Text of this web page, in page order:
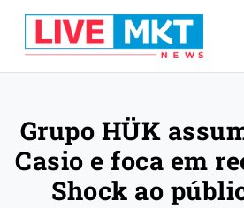
Grupo HÜK
Casio e foca em
Shock ao